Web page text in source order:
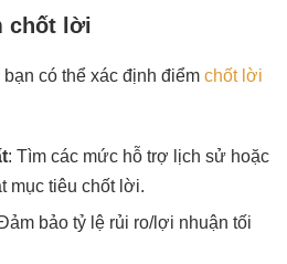
chốt lời
có thể xác định điểm chốt lời
: Tìm các mức hỗ trợ lịch sử hoặc
mục tiêu chốt lời.
bảo tỷ lệ rủi ro/lợi nhuận tối